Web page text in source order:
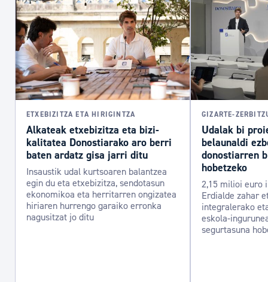
ETXEBIZITZA ETA HIRIGINTZA
Alkateak etxebizitza eta bizi-
kalitatea Donostiarako aro berri
baten ardatz gisa jarri ditu
Insaustik udal kurtsoaren balantzea
egin du eta etxebizitza, sendotasun
ekonomikoa eta herritarren ongizatea
hiriaren hurrengo garaiko erronka
nagusitzat jo ditu
GIZARTE-
Udalak bi
belaunaldi
donostiarren
hobetzeko
2,15 milioi euro
Erdialde zahar
integralerako
eskola-
segurtasuna